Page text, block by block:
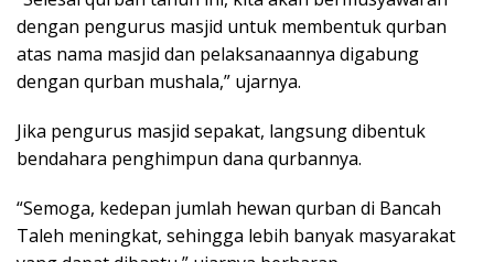
dengan pengurus masjid untuk membentuk qurban
atas nama masjid dan pelaksanaannya digabung
dengan qurban mushala,” ujarnya.
Jika pengurus masjid sepakat, langsung dibentuk
bendahara penghimpun dana qurbannya.
“Semoga, kedepan jumlah hewan qurban di Bancah
Taleh meningkat, sehingga lebih banyak masyarakat